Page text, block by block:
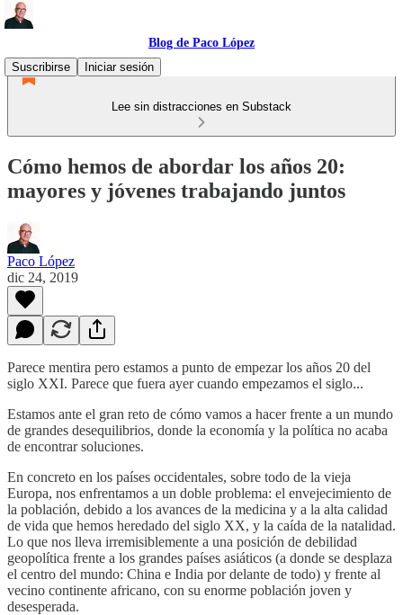
Blog de Paco López
Suscribirse
Iniciar sesión
Lee sin distracciones en Substack
Cómo hemos de abordar los años 20:
mayores y jóvenes trabajando juntos
Paco López
dic 24, 2019
Parece mentira pero estamos a punto de empezar los años 20 del
siglo XXI. Parece que fuera ayer cuando empezamos el siglo...
Estamos ante el gran reto de cómo vamos a hacer frente a un mundo
de grandes desequilibrios, donde la economía y la política no acaba
de encontrar soluciones.
En concreto en los países occidentales, sobre todo de la vieja
Europa, nos enfrentamos a un doble problema: el envejecimiento de
la población, debido a los avances de la medicina y a la alta calidad
de vida que hemos heredado del siglo XX, y la caída de la natalidad.
Lo que nos lleva irremisiblemente a una posición de debilidad
geopolítica frente a los grandes países asiáticos (a donde se desplaza
el centro del mundo: China e India por delante de todo) y frente al
vecino continente africano, con su enorme población joven y
desesperada.